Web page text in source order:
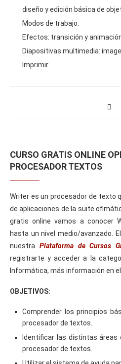
diseño y edición básica de
Modos de trabajo.
Efectos: transición y
Diapositivas multimedia:
Imprimir.
CURSO GRATIS ONLINE
PROCESADOR TEXTOS
Writer es un procesador de texto
de aplicaciones de la suite
gratis online vamos a conocer
hasta un nivel medio/avanzado.
nuestra Plataforma de Cursos
registrarte y acceder a la
Informática, más información en el
OBJETIVOS:
Comprender los principios
procesador de textos.
Identificar las distintas áreas
procesador de textos.